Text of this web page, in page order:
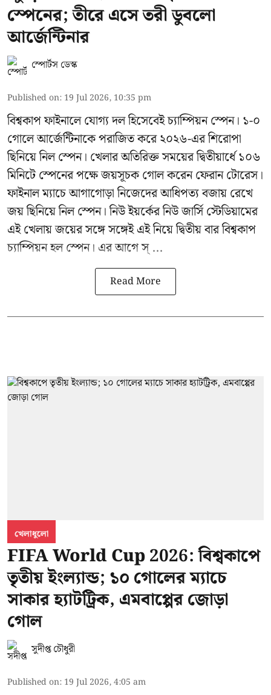
স্পেনের; তীরে এসে তরী ডুবলো
আর্জেন্টিনার
স্পোর্টস ডেস্ক
Published on: 19 Jul 2026, 10:35 pm
বিশ্বকাপ ফাইনালে যোগ্য দল হিসেবেই চ্যাম্পিয়ন স্পেন। ১-০
গোলে আর্জেন্টিনাকে পরাজিত করে ২০২৬-এর শিরোপা
ছিনিয়ে নিল স্পেন। খেলার অতিরিক্ত সময়ের দ্বিতীয়ার্ধে ১০৬
মিনিটে স্পেনের পক্ষে জয়সূচক গোল করেন ফেরান টোরেস।
ফাইনাল ম্যাচে আগাগোড়া নিজেদের আধিপত্য বজায় রেখে
জয় ছিনিয়ে নিল স্পেন। নিউ ইয়র্কের নিউ জার্সি স্টেডিয়ামের
এই খেলায় জয়ের সঙ্গে সঙ্গেই এই নিয়ে দ্বিতীয় বার বিশ্বকাপ
চ্যাম্পিয়ন হল স্পেন। এর আগে স্ ...
Read More
খেলাধুলো
FIFA World Cup 2026: বিশ্বকাপে
তৃতীয় ইংল্যান্ড; ১০ গোলের ম্যাচে
সাকার হ্যাটট্রিক, এমবাপ্পের জোড়া
গোল
সুদীপ্ত চৌধুরী
Published on: 19 Jul 2026, 4:05 am